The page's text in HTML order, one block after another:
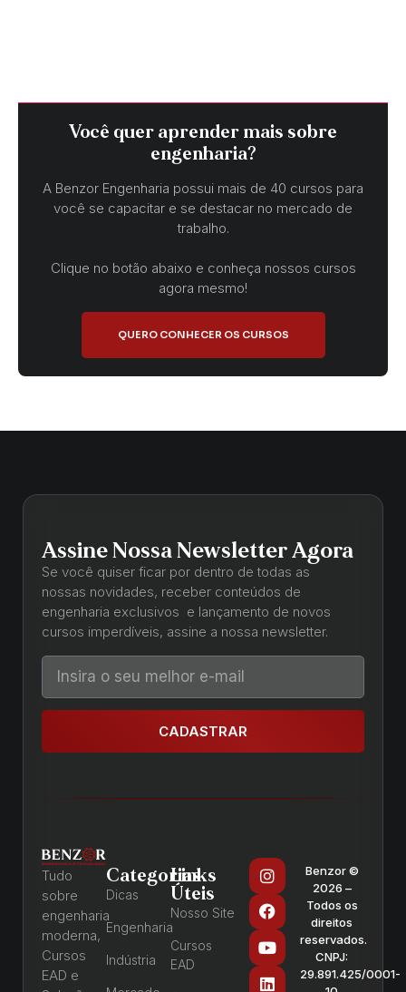
Você quer aprender mais sobre
engenharia?
A Benzor Engenharia possui mais de 40 cursos para
você se capacitar e se destacar no mercado de
trabalho.
Clique no botão abaixo e conheça nossos cursos
agora mesmo!
QUERO CONHECER OS CURSOS
Assine Nossa Newsletter Agora
Se você quiser ficar por dentro de todas as
nossas novidades, receber conteúdos de
engenharia exclusivos e lançamento de novos
cursos imperdíveis, assine a nossa newsletter.
CADASTRAR
Tudo
sobre
engenharia
moderna,
Cursos
EAD e
Categorias
Dicas
Engenharia
Indústria
Links
Úteis
Nosso Site
Cursos
EAD
Benzor ©
2026 –
Todos os
direitos
reservados.
CNPJ:
29.891.425/0001-